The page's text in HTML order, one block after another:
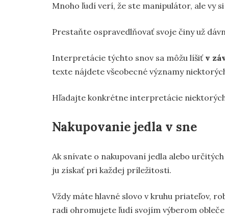
Mnoho ľudí verí, že ste manipulátor, ale vy
Prestaňte ospravedlňovať svoje činy už
Interpretácie týchto snov sa môžu líšiť v
texte nájdete všeobecné významy
Hľadajte konkrétne interpretácie
Nakupovanie jedla v sne
Ak snívate o nakupovaní jedla alebo
ju získať pri každej príležitosti.
Vždy máte hlavné slovo v kruhu priateľov,
radi ohromujete ľudí svojím výberom